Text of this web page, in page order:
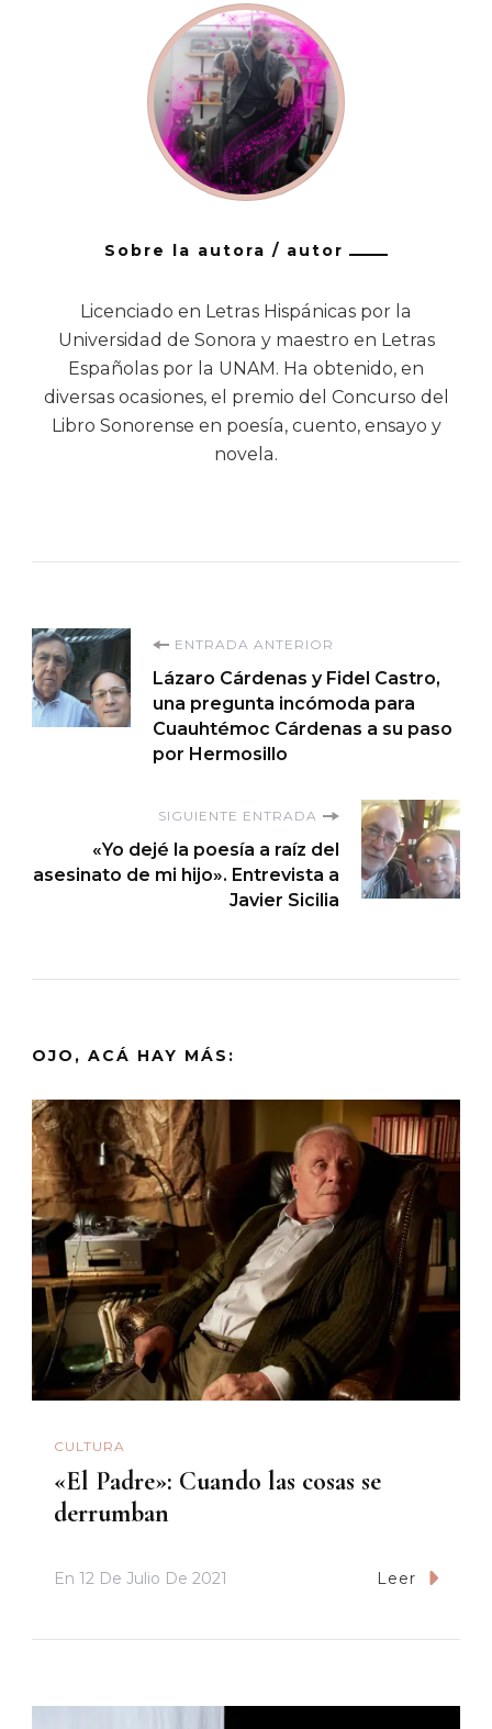
Sobre la autora / autor
Licenciado en Letras Hispánicas por la
Universidad de Sonora y maestro en Letras
Españolas por la UNAM. Ha obtenido, en
diversas ocasiones, el premio del Concurso del
Libro Sonorense en poesía, cuento, ensayo y
novela.
Navegación
de
entradas
ENTRADA ANTERIOR
Lázaro Cárdenas y Fidel Castro,
una pregunta incómoda para
Cuauhtémoc Cárdenas a su paso
por Hermosillo
SIGUIENTE ENTRADA
«Yo dejé la poesía a raíz del
asesinato de mi hijo». Entrevista a
Javier Sicilia
OJO, ACÁ HAY MÁS:
CULTURA
«El Padre»: Cuando las cosas se
derrumban
En 12 De Julio De 2021 Leer